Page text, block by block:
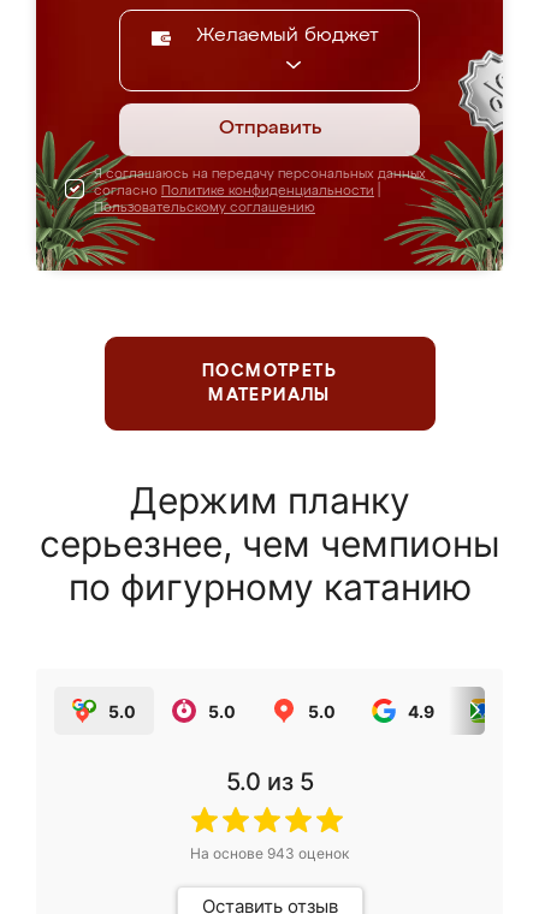
Желаемый бюджет
Отправить
Я соглашаюсь на передачу персональных данных
согласно Политике конфиденциальности
Пользовательскому соглашению
ПОСМОТРЕТЬ
МАТЕРИАЛЫ
Держим планку
серьезнее, чем чемпионы
по фигурному катанию
5.0 5.0 5.0 4.9
5.0 из 5
На основе 943 оценок
Оставить отзыв